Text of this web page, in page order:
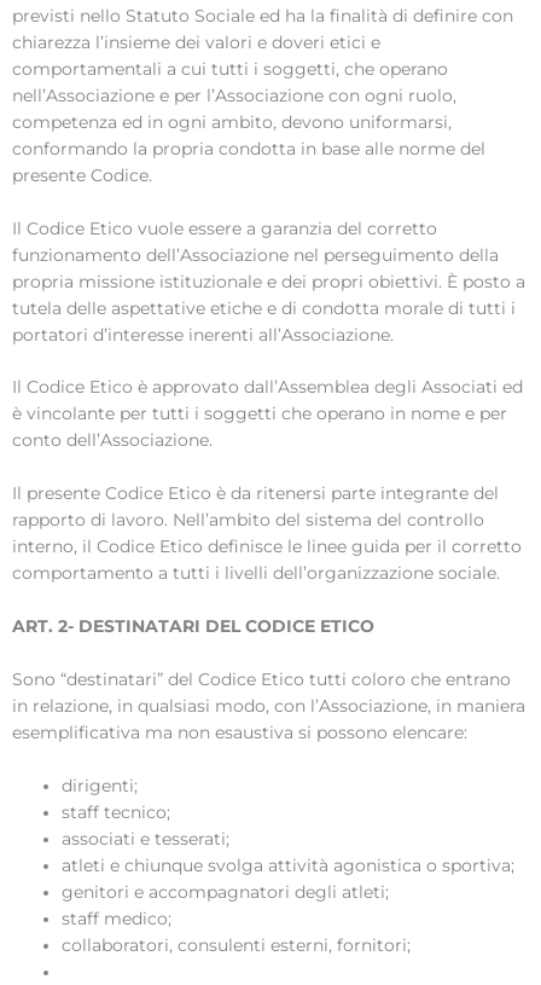
previsti nello Statuto Sociale ed ha la finalità di definire con
chiarezza l’insieme dei valori e doveri etici e
comportamentali a cui tutti i soggetti, che operano
nell’Associazione e per l’Associazione con ogni ruolo,
competenza ed in ogni ambito, devono uniformarsi,
conformando la propria condotta in base alle norme del
presente Codice.
Il Codice Etico vuole essere a garanzia del corretto
funzionamento dell’Associazione nel perseguimento della
propria missione istituzionale e dei propri obiettivi. È posto a
tutela delle aspettative etiche e di condotta morale di tutti i
portatori d’interesse inerenti all’Associazione.
Il Codice Etico è approvato dall’Assemblea degli Associati ed
è vincolante per tutti i soggetti che operano in nome e per
conto dell’Associazione.
Il presente Codice Etico è da ritenersi parte integrante del
rapporto di lavoro. Nell’ambito del sistema del controllo
interno, il Codice Etico definisce le linee guida per il corretto
comportamento a tutti i livelli dell’organizzazione sociale.
ART. 2- DESTINATARI DEL CODICE ETICO
Sono “destinatari” del Codice Etico tutti coloro che entrano
in relazione, in qualsiasi modo, con l’Associazione, in maniera
esemplificativa ma non esaustiva si possono elencare:
dirigenti;
staff tecnico;
associati e tesserati;
atleti e chiunque svolga attività agonistica o sportiva;
genitori e accompagnatori degli atleti;
staff medico;
collaboratori, consulenti esterni, fornitori;